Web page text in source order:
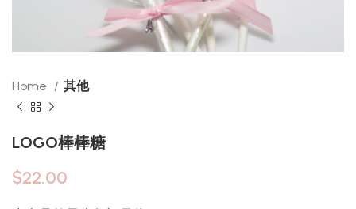
Home 其他
LOGO棒棒糖
$22.00